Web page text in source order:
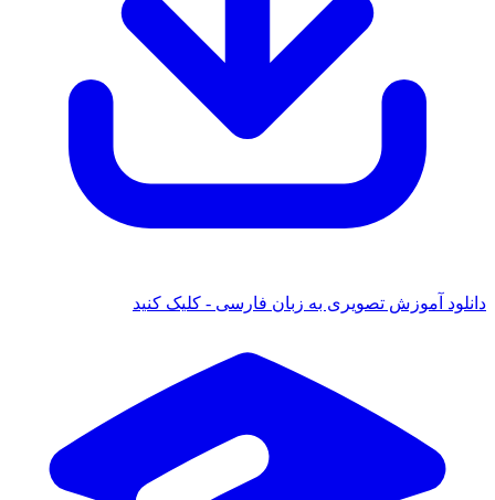
دانلود آموزش تصویری به زبان فارسی - کلیک کنید